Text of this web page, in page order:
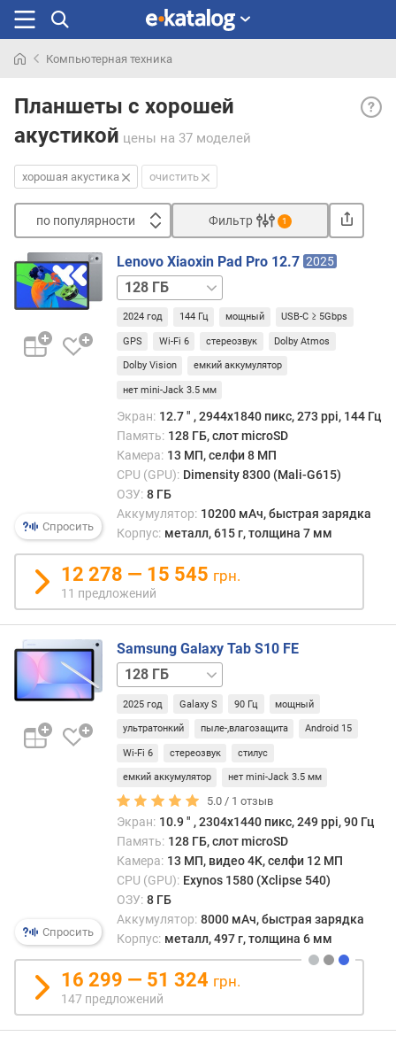
раньше
Компьютерная техника
Планшеты с хорошей
акустикой цены на 37 моделей
этом
лишь
к
хорошая акустика очистить
по популярности
п
о
п
о
п
о
т
д
е
ш
е
ы
х
к
д
о
р
о
г
и
х
Фильтр 1
Спросить
Lenovo Xiaoxin Pad Pro 12.7 2025
256 ГБ
2024 год 144 Гц мощный USB-C ≥ 5Gbps
GPS Wi-Fi 6 стереозвук Dolby Atmos
Dolby Vision емкий аккумулятор
нет mini-Jack 3.5 мм
Экран: 12.7 ″ , 2944x1840 пикс, 273 ppi, 144 Гц
Память: 128 ГБ, слот microSD
Камера: 13 МП, селфи 8 МП
CPU (GPU): Dimensity 8300 (Mali-G615)
ОЗУ: 8 ГБ
Аккумулятор: 10200 мАч, быстрая зарядка
Корпус: металл, 615 г, толщина 7 мм
12 278 — 15 545 грн.
11 предложений
Спросить
Samsung Galaxy Tab S10 FE
128 ГБ
/
5G256 ГБ
256 ГБ
2025 год Galaxy S 90 Гц мощный
ультратонкий пыле-,влагозащита Android 15
Wi-Fi 6 стереозвук стилус
емкий аккумулятор нет mini-Jack 3.5 мм
5.0 / 1 отзыв
Экран: 10.9 ″ , 2304x1440 пикс, 249 ppi, 90 Гц
Память: 128 ГБ, слот microSD
Камера: 13 МП, видео 4K, селфи 12 МП
CPU (GPU): Exynos 1580 (Xclipse 540)
ОЗУ: 8 ГБ
Аккумулятор: 8000 мАч, быстрая зарядка
Корпус: металл, 497 г, толщина 6 мм
16 299 — 51 324 грн.
147 предложений